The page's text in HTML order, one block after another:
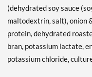
(dehydrated soy sauce
maltodextrin, salt), onion
protein, dehydrated
bran, potassium lactate,
potassium chloride,